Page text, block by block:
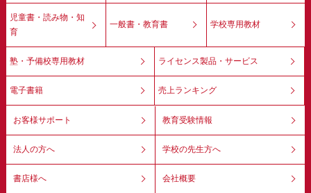
児童書・読み物・知
育
一般書・教育書 学校専用教材
塾・予備校専用教材 ライセンス製品・サービス
電子書籍 売上ランキング
お客様サポート 教育受験情報
法人の方へ 学校の先生方へ
書店様へ 会社概要